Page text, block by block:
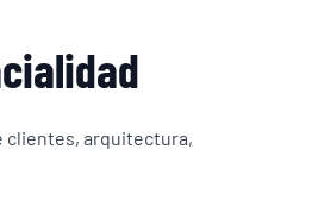
clientes, arquitectura,